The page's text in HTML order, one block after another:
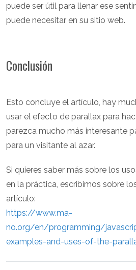
puede ser útil para llenar ese
puede necesitar en su sitio web.
Conclusión
Esto concluye el artículo, hay
usar el efecto de parallax para
parezca mucho más interesante
para un visitante al azar.
Si quieres saber más sobre los
en la práctica, escribimos sobre
artículo:
https://www.ma-
no.org/en/programming/
examples-and-uses-of-the-